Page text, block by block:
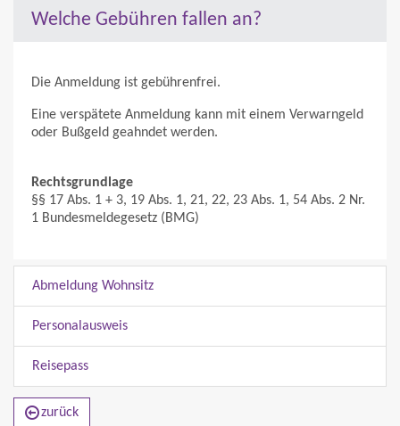
Welche Gebühren fallen an?
Die Anmeldung ist gebührenfrei.
Eine verspätete Anmeldung kann mit einem Verwarngeld
oder Bußgeld geahndet werden.
Rechtsgrundlage
§§ 17 Abs. 1 + 3, 19 Abs. 1, 21, 22, 23 Abs. 1, 54 Abs. 2 Nr.
1 Bundesmeldegesetz (BMG)
Abmeldung Wohnsitz
Personalausweis
Reisepass
zurück